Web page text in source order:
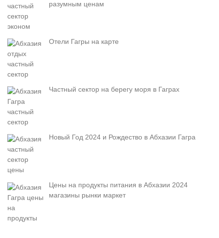
разумным ценам
Отели Гагры на карте
Частный сектор на берегу моря в Гаграх
Новый Год 2024 и Рождество в Абхазии Гагра
Цены на продукты питания в Абхазии 2024
магазины рынки маркет